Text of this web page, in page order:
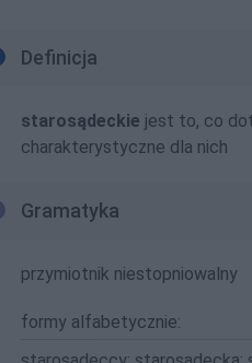
Definicja
starosądeckie jest to, co
charakterystyczne dla nich
Gramatyka
przymiotnik niestopniowalny
formy alfabetycznie: